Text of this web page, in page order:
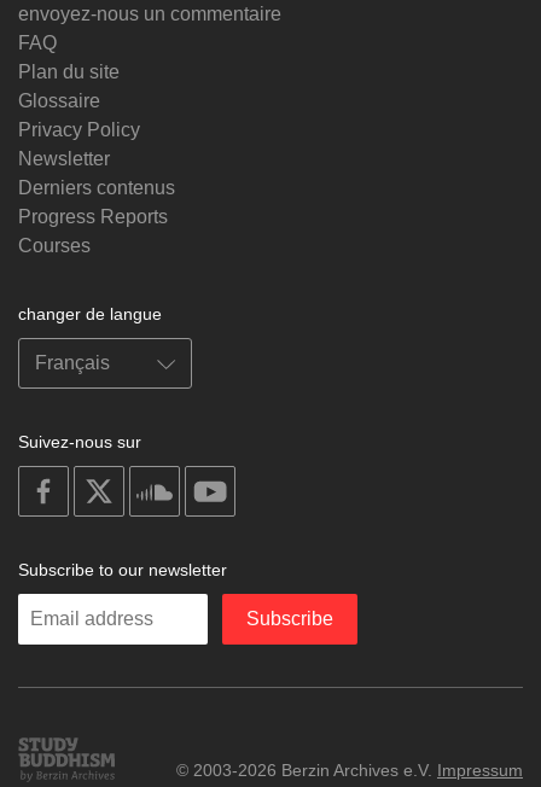
envoyez-nous un commentaire
FAQ
Plan du site
Glossaire
Privacy Policy
Newsletter
Derniers contenus
Progress Reports
Courses
changer de langue
Suivez-nous sur
on
facebook
soundcloud
Subscribe to our newsletter
Enter
Subscribe
Study
Buddhism
© 2003-2026 Berzin Archives e.V. Impressum